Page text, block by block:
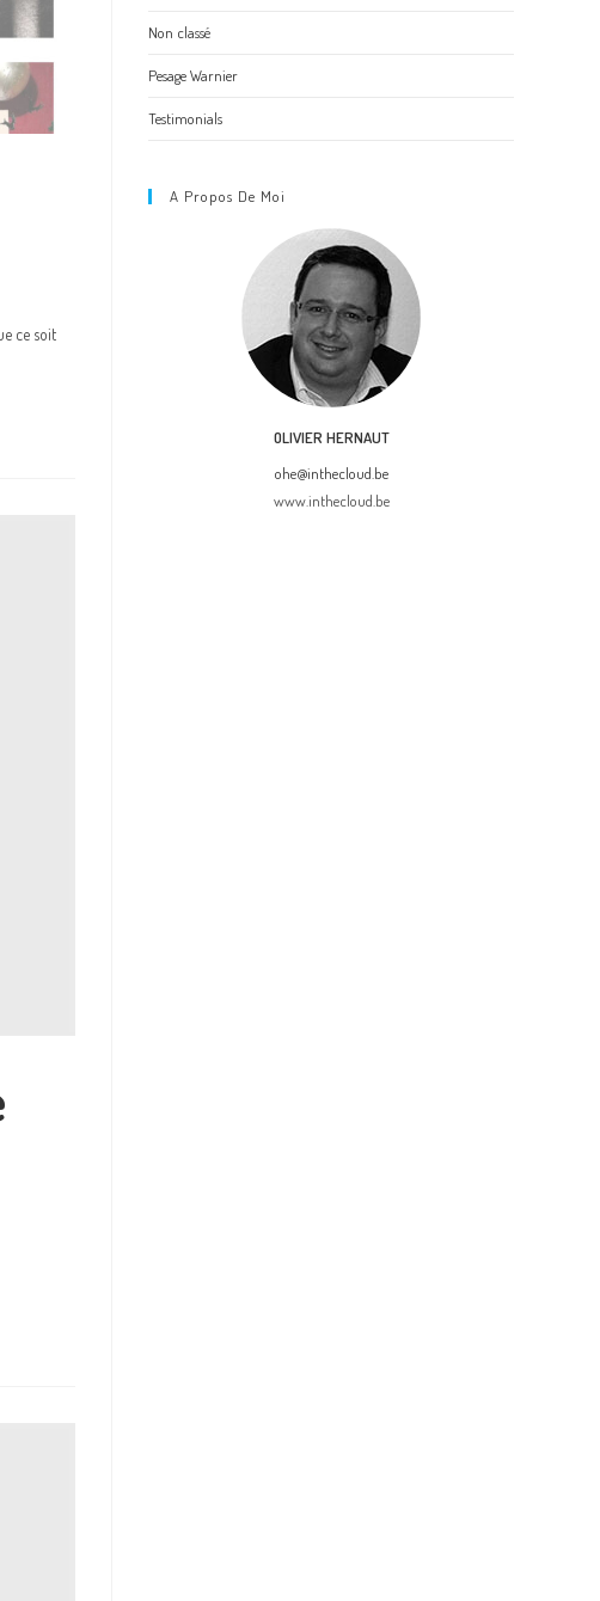
ce soit
Non classé
Pesage Warnier
Testimonials
A Propos De Moi
OLIVIER HERNAUT
ohe@inthecloud.be
www.inthecloud.be